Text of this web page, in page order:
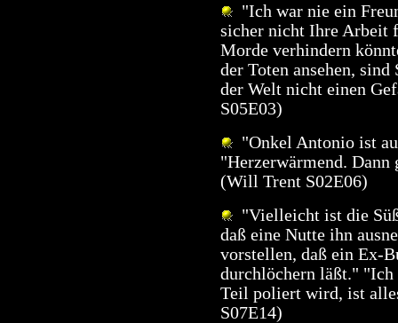
"Ich war nie ein
sicher nicht Ihre Arbeit
Morde verhindern
der Toten ansehen, sind
der Welt nicht einen
S05E03)
"Onkel Antonio ist
"Herzerwärmend.
(Will Trent S02E06)
"Vielleicht ist die
daß eine Nutte ihn
vorstellen, daß ein Ex-
durchlöchern läßt." "Ich
Teil poliert wird, ist
S07E14)